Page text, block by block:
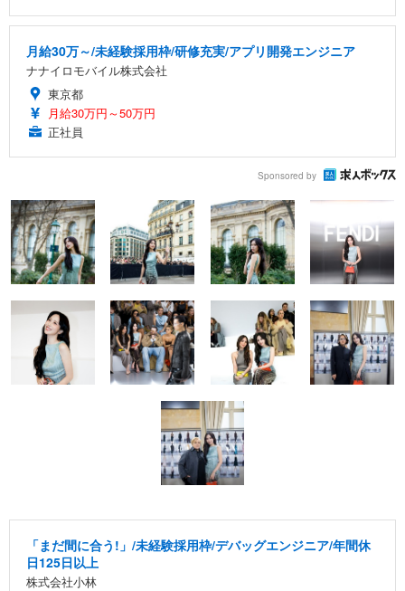
月給30万～/未経験採用枠/研修充実/アプリ開発エンジニア
ナナイロモバイル株式会社
東京都
月給30万円～50万円
正社員
Sponsored by
「まだ間に合う!」/未経験採用枠/デバッグエンジニア/年間休
日125日以上
株式会社小林